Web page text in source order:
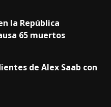
la República
65 muertos
de Alex Saab con